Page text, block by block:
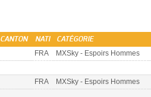
CANTON NATI CATÉGORIE
FRA MXSky - Espoirs Hommes
FRA MXSky - Espoirs Hommes